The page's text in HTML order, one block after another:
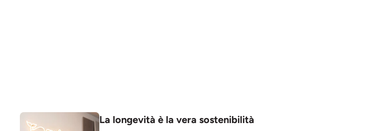
La longevità è la vera sostenibilità